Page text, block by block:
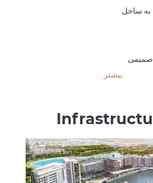
ساحل
صمیمی
بیشتر